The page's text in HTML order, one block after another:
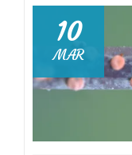
:
10
MAR